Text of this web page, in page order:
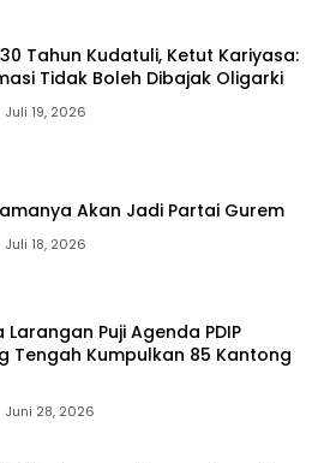
Tahun Kudatuli, Ketut Kariyasa:
Tidak Boleh Dibajak Oligarki
Juli 19, 2026
Akan Jadi Partai Gurem
Juli 18, 2026
Larangan Puji Agenda PDIP
Tengah Kumpulkan 85 Kantong
Juni 28, 2026